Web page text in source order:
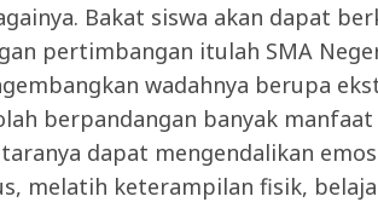
Bakat siswa akan dapat
pertimbangan itulah SMA
wadahnya berupa
berpandangan banyak
dapat mengendalikan
melatih keterampilan fisik,